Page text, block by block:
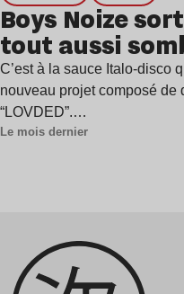
Boys Noize
tout aussi
C’est à la sauce Italo-disco
nouveau projet composé de
“LOVDED”.…
Le mois dernier